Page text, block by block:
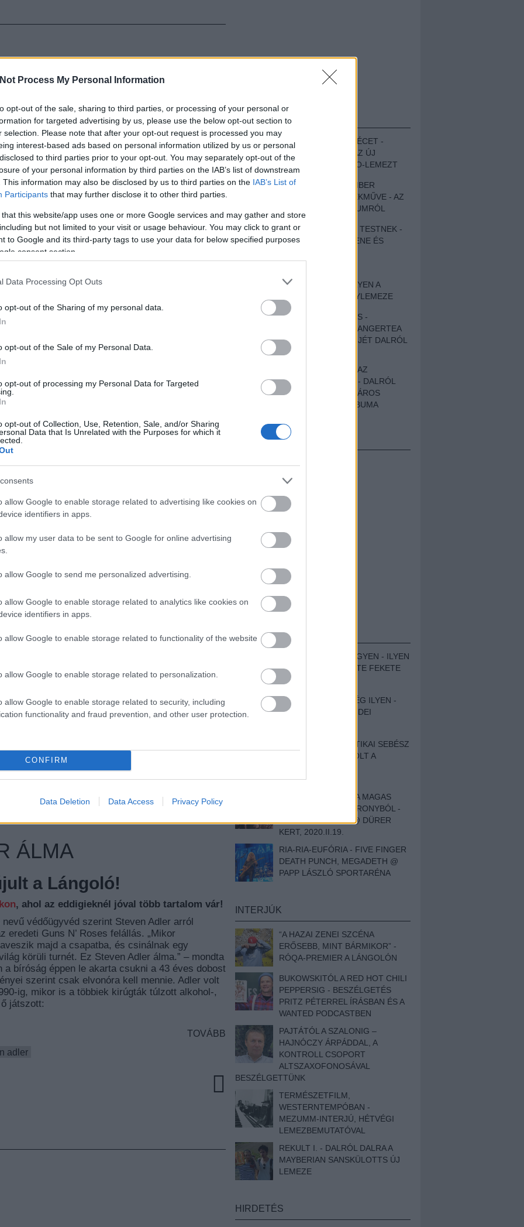
Process My Personal Information
opt-out of the sale, sharing to third parties, or processing of your personal or
for targeted advertising by us, please use the below opt-out section to
selection. Please note that after your opt-out request is processed you may
interest-based ads based on personal information utilized by us or personal
to third parties prior to your opt-out. You may separately opt-out of the
of your personal information by third parties on the IAB’s list of downstream
This information may also be disclosed by us to third parties on the IAB’s List of
Participants that may further disclose it to other third parties.
that this website/app uses one or more Google services and may gather and store
but not limited to your visit or usage behaviour. You may click to grant or
to Google and its third-party tags to use your data for below specified purposes
consent section.
Data Processing Opt Outs
opt-out of the Sharing of my personal data.
opt-out of the Sale of my Personal Data.
opt-out of processing my Personal Data for Targeted
opt-out of Collection, Use, Retention, Sale, and/or Sharing
Data that Is Unrelated with the Purposes for which it
allow Google to enable storage related to advertising like cookies on
identifiers in apps.
allow my user data to be sent to Google for online advertising
allow Google to send me personalized advertising.
allow Google to enable storage related to analytics like cookies on
identifiers in apps.
allow Google to enable storage related to functionality of the website
allow Google to enable storage related to personalization.
allow Google to enable storage related to security, including
functionality and fraud prevention, and other user protection.
CONFIRM
Data Deletion Data Access Privacy Policy
Guns N'Roses
a Lángoló!
, ahol az eddigieknél jóval több tartalom vár!
komolyan készülődik a Guns N' Roses háza
jólértesült bennfentesekről és családtagokról
munkatársai, minden tiszteletünk és
egy esetleges kiábrándító
ezért nemzetközi petíciót indítunk
, annak
Axléket arról, nincs értelme a dolognak. A
fel, amelyek biztosan titeket is a mi oldalunkra
TOVÁBB
újjáalakulás szent ügy
ÁLMA
a Lángoló!
, ahol az eddigieknél jóval több tartalom vár!
védőügyvéd szerint Steven Adler arról
eredeti Guns N’ Roses felállás. „Mikor
majd a csapatba, és csinálnak egy
körüli turnét. Ez Steven Adler álma.” – mondta
a bíróság éppen le akarta csukni a 43 éves dobost
szerint csak elvonóra kell mennie. Adler volt
ig, mikor is a többiek kirúgták túlzott alkohol-,
játszott:
TOVÁBB
adler
EZT HALLGASD!
MEGUGROTTÁK A LÉCET -
MEGHALLGATTUK AZ ÚJ
PROTEST THE HERO-LEMEZT
EGY DÜHÖS VÉNEMBER
UNIVERZÁLIS REMEKMŰVE - AZ
ÚJ BOB DYLAN-ALBUMRÓL
ZENE LÉLEKNEK ÉS TESTNEK -
AUTENTIKUS NÉPZENE ÉS
SZOMORKODÁS - ILYEN A
KATATONIA ÚJ NAGYLEMEZE
CROCODILE NERVES -
HALLGASD MEG AZ ANGERTEA
MA MEGJELENT EP-JÉT DALRÓL
DALRA!
A FELELŐSSÉGTŐL AZ
ELLOPOTT FÖLDIG - DALRÓL
DALRA A KÉPZELT VÁROS
SAMIZDAT CÍMŰ ALBUMA
HIRDETÉS
BESZÁMOLÓK
ZENÉS TÁBOR A HEGYEN - ILYEN
VOLT A VÍRUS SZÜLTE FEKETE
ZAJ FESZTIVÁL
SOHA NEM VOLT MÉG ILYEN -
BESZÁMOLÓNK AZ IDEI
EGY HALLÁSPLASZTIKAI SEBÉSZ
NAPLÓJA - ILYEN VOLT A
DOKUMENTUMFILM
MÉLY FÉRFIBÁNAT A MAGAS
ELEFÁNTCSONTTORONYBÓL -
LEPROUS, KLONE @ DÜRER
KERT, 2020.II.19.
RIA-RIA-EUFÓRIA - FIVE FINGER
DEATH PUNCH, MEGADETH @
PAPP LÁSZLÓ SPORTARÉNA
INTERJÚK
“A HAZAI ZENEI SZCÉNA
ERŐSEBB, MINT BÁRMIKOR” -
RÓQA-PREMIER A LÁNGOLÓN
BUKOWSKITÓL A RED HOT CHILI
PEPPERSIG - BESZÉLGETÉS
PRITZ PÉTERREL ÍRÁSBAN ÉS A
WANTED PODCASTBEN
PAJTÁTÓL A SZALONIG –
HAJNÓCZY ÁRPÁDDAL, A
KONTROLL CSOPORT
ALTSZAXOFONOSÁVAL
BESZÉLGETTÜNK
TERMÉSZETFILM,
WESTERNTEMPÓBAN -
MEZUMM-INTERJÚ, HÉTVÉGI
LEMEZBEMUTATÓVAL
REKULT I. - DALRÓL DALRA A
MAYBERIAN SANSKÜLOTTS ÚJ
LEMEZE
HIRDETÉS